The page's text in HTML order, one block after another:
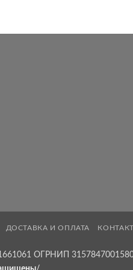
ДОСТАВКА И ОПЛАТА
ОГРНИП